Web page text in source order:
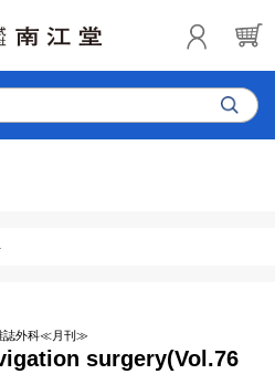
誌外科≪月刊≫
surgery(Vol.76